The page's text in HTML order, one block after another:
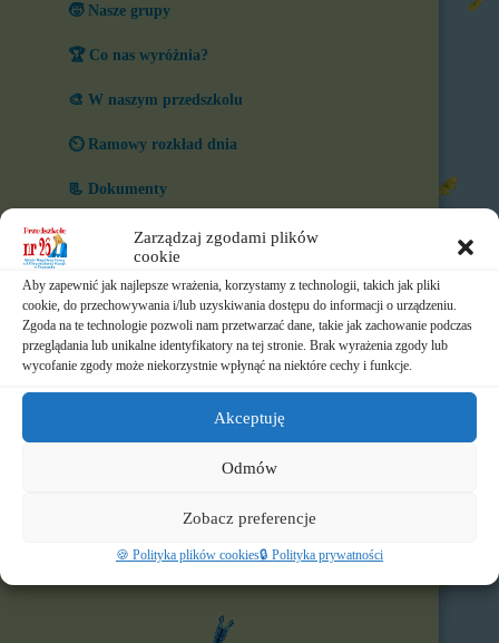
Zarządzaj zgodami plików
cookie
Aby zapewnić jak najlepsze wrażenia, korzystamy z technologii, takich jak pliki
cookie, do przechowywania i/lub uzyskiwania dostępu do informacji o urządzeniu.
Zgoda na te technologie pozwoli nam przetwarzać dane, takie jak zachowanie podczas
przeglądania lub unikalne identyfikatory na tej stronie. Brak wyrażenia zgody lub
wycofanie zgody może niekorzystnie wpłynąć na niektóre cechy i funkcje.
Akceptuję
Odmów
Zobacz preferencje
🍪 Polityka plików cookies🔒 Polityka prywatności
🧒 Nasze grupy
🏆 Co nas wyróżnia?
🎨 W naszym przedszkolu
⏲️ Ramowy rozkład dnia
📃 Dokumenty
⛪ Historia Zgromadzenia
📧 Kontakt
📸 Albumy
🚸 Rekrutacja